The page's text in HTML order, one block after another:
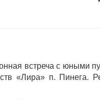
встреча с юными
«Лира» п. Пинега.